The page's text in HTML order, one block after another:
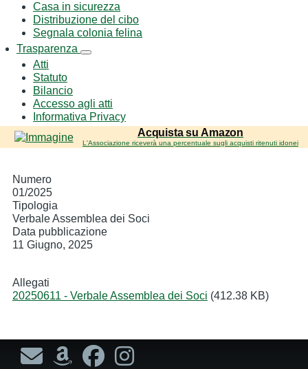
Casa in sicurezza
Distribuzione del cibo
Segnala colonia felina
Trasparenza
Trasparenza
Atti
Statuto
Bilancio
Accesso agli atti
Informativa Privacy
Acquista su Amazon
L'Associazione riceverà una percentuale sugli acquisti ritenuti idonei
Numero
01/2025
Tipologia
Verbale Assemblea dei Soci
Data pubblicazione
11 Giugno, 2025
Allegati
20250611 - Verbale Assemblea dei Soci (412.38 KB)